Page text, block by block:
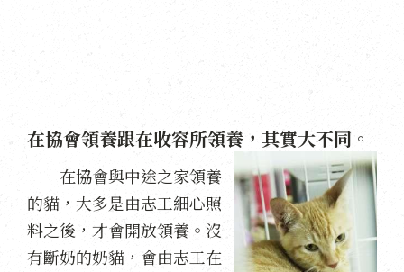
在協會領養跟在收容所領養，其實大不同。
在協會與中途之家領養
的貓，大多是由志工細心照
料之後，才會開放領養。沒
有斷奶的奶貓，會由志工在